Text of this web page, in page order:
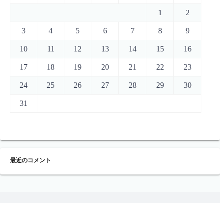
1 2
3 4 5 6 7 8 9
10 11 12 13 14 15 16
17 18 19 20 21 22 23
24 25 26 27 28 29 30
31
最近のコメント